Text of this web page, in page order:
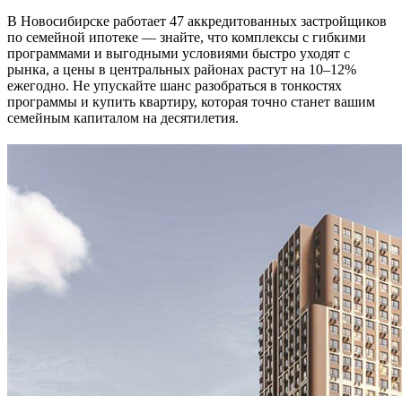
В Новосибирске работает 47 аккредитованных застройщиков
по семейной ипотеке — знайте, что комплексы с гибкими
программами и выгодными условиями быстро уходят с
рынка, а цены в центральных районах растут на 10–12%
ежегодно. Не упускайте шанс разобраться в тонкостях
программы и купить квартиру, которая точно станет вашим
семейным капиталом на десятилетия.